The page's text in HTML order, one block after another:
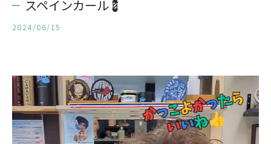
スペインカール💈
2024/06/15